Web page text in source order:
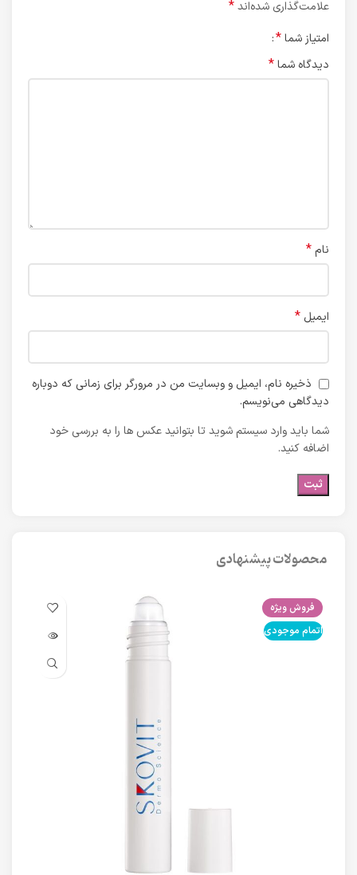
علامت‌گذاری شده‌اند*
امتیاز شما*
دیدگاه شما*
نام *
ایمیل *
ذخیره نام، ایمیل و وبسایت من در مرورگر برای زمانی که دوباره
دیدگاهی می‌نویسم.
شما باید وارد سیستم شوید تا بتوانید عکس ها را به بررسی خود
اضافه کنید.
محصولات پیشنهادی
فروش ویژه
اتمام موجودی